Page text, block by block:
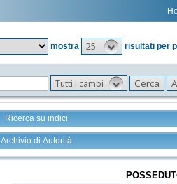
mostra
25 risultati per
Tutti i campi
Ricerca su indici
Archivio di Autorità